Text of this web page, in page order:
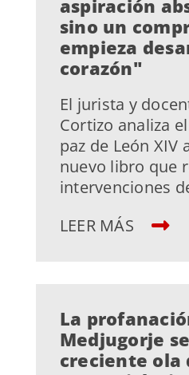
aspiración
sino un
empieza
corazón"
El jurista y
Cortizo analiza
paz de León XIV
nuevo libro que
intervenciones
LEER MÁS
La
Medjugorje
creciente ola